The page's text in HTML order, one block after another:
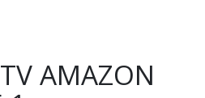
AMAZON